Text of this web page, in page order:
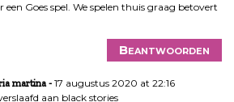
een Goes spel. We spelen thuis graag betovert
Beantwoorden
martina
17 augustus 2020 at 22:16
aan black stories